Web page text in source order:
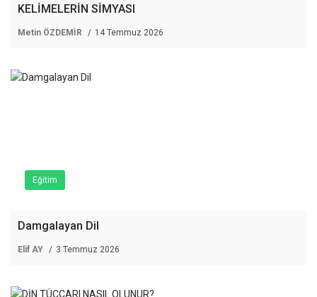
KELİMELERİN SİMYASI
Metin ÖZDEMİR 14 Temmuz 2026
Eğitim
Damgalayan Dil
Elif AY 3 Temmuz 2026